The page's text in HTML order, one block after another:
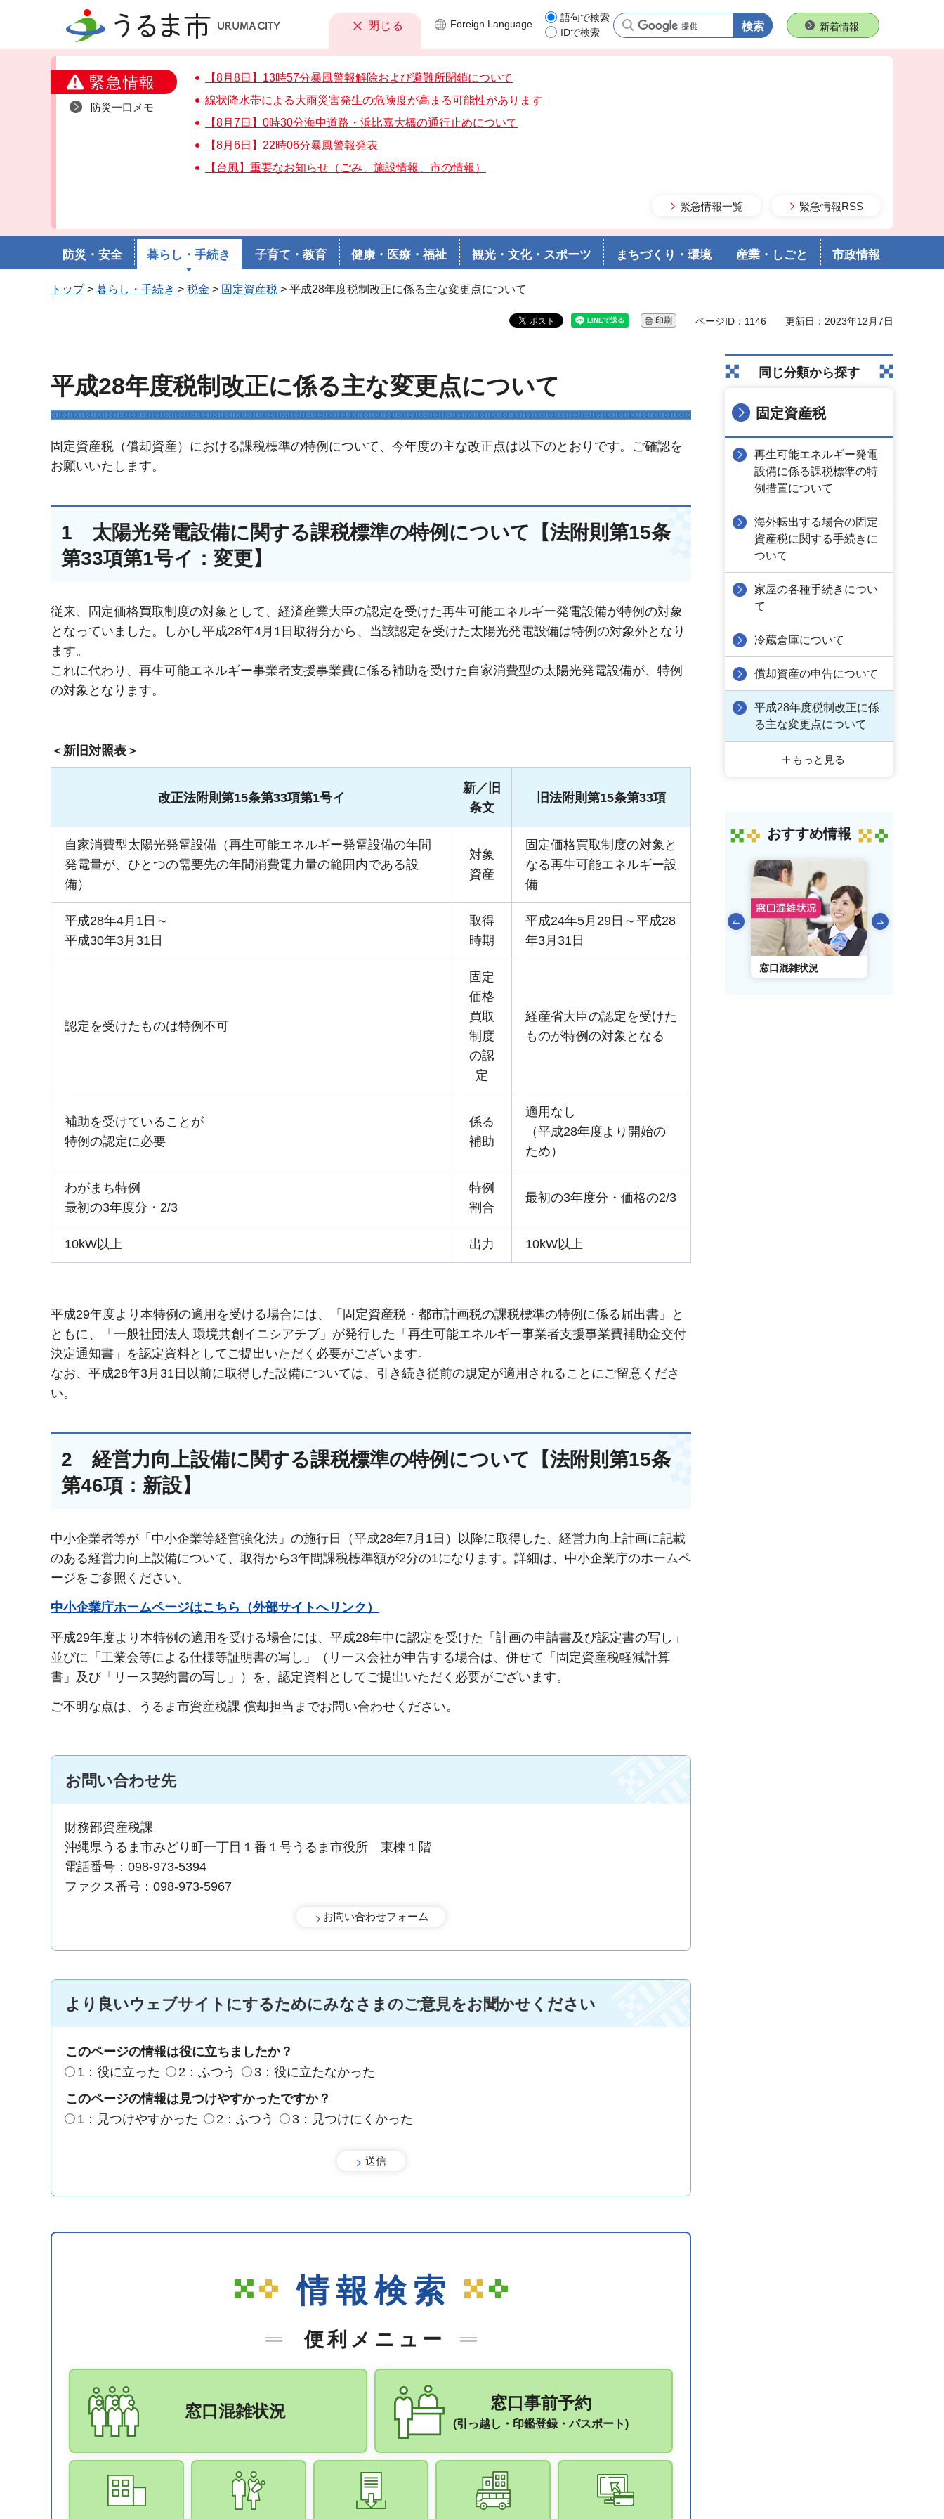
うるま市 閉じる
緊急情報
防災一口メモ
【8月8日】13時57分暴風警報解除および避難所閉鎖について
線状降水帯による大雨災害発生の危険度が高まる可能性があります
【8月7日】0時30分海中道路・浜比嘉大橋の通行止めについて
【8月6日】22時06分暴風警報発表
【台風】重要なお知らせ（ごみ、施設情報、市の情報）
緊急情報一覧 緊急情報RSS
Foreign Language
語句で検索
IDで検索
語句で検索新着情報
防災・安全 暮らし・手続き 子育て・教育 健康・医療・福祉 観光・文化・スポーツ まちづくり・環境 産業・しごと 市政情報
トップ> 暮らし・手続き > 税金 > 固定資産税 > 平成28年度税制改正に係る主な変更点について
印刷 ページID：1146 更新日：2023年12月7日
平成28年度税制改正に係る主な変更点について
固定資産税（償却資産）における課税標準の特例について、今年度の主な改正点は以下のとおりです。ご確認を
お願いいたします。
1 太陽光発電設備に関する課税標準の特例について【法附則第15条
第33項第1号イ：変更】
従来、固定価格買取制度の対象として、経済産業大臣の認定を受けた再生可能エネルギー発電設備が特例の対象
となっていました。しかし平成28年4月1日取得分から、当該認定を受けた太陽光発電設備は特例の対象外となり
ます。
これに代わり、再生可能エネルギー事業者支援事業費に係る補助を受けた自家消費型の太陽光発電設備が、特例
の対象となります。
＜新旧対照表＞
改正法附則第15条第33項第1号イ
新／旧
条文
旧法附則第15条第33項
自家消費型太陽光発電設備（再生可能エネルギー発電設備の年間
発電量が、ひとつの需要先の年間消費電力量の範囲内である設
備）
対象
資産
固定価格買取制度の対象と
なる再生可能エネルギー設
備
平成28年4月1日～
平成30年3月31日
取得
時期
平成24年5月29日～平成28
年3月31日
認定を受けたものは特例不可
固定
価格
買取
制度
の認
定
経産省大臣の認定を受けた
ものが特例の対象となる
補助を受けていることが
特例の認定に必要
係る
補助
適用なし
（平成28年度より開始の
ため）
わがまち特例
最初の3年度分・2/3
特例
割合
最初の3年度分・価格の2/3
10kW以上 出力 10kW以上
平成29年度より本特例の適用を受ける場合には、「固定資産税・都市計画税の課税標準の特例に係る届出書」と
ともに、「一般社団法人 環境共創イニシアチブ」が発行した「再生可能エネルギー事業者支援事業費補助金交付
決定通知書」を認定資料としてご提出いただく必要がございます。
なお、平成28年3月31日以前に取得した設備については、引き続き従前の規定が適用されることにご留意くださ
い。
2 経営力向上設備に関する課税標準の特例について【法附則第15条
第46項：新設】
中小企業者等が「中小企業等経営強化法」の施行日（平成28年7月1日）以降に取得した、経営力向上計画に記載
のある経営力向上設備について、取得から3年間課税標準額が2分の1になります。詳細は、中小企業庁のホームペ
ージをご参照ください。
中小企業庁ホームページはこちら（外部サイトへリンク）
平成29年度より本特例の適用を受ける場合には、平成28年中に認定を受けた「計画の申請書及び認定書の写し」
並びに「工業会等による仕様等証明書の写し」（リース会社が申告する場合は、併せて「固定資産税軽減計算
書」及び「リース契約書の写し」）を、認定資料としてご提出いただく必要がございます。
ご不明な点は、うるま市資産税課 償却担当までお問い合わせください。
お問い合わせ先
財務部資産税課
沖縄県うるま市みどり町一丁目１番１号うるま市役所 東棟１階
電話番号：098-973-5394
ファクス番号：098-973-5967
より良いウェブサイトにするためにみなさまのご意見をお聞かせください
このページの情報は役に立ちましたか？
1：役に立った
2：ふつう
3：役に立たなかった
このページの情報は見つけやすかったですか？
1：見つけやすかった
2：ふつう 3：見つけにくかった
情報検索
便利メニュー
窓口混雑状況 窓口事前予約
(引っ越し・印鑑登録・パスポート)
同じ分類から探す
固定資産税
再生可能エネルギー発電
設備に係る課税標準の特
例措置について
海外転出する場合の固定
資産税に関する手続きに
ついて
家屋の各種手続きについ
て
冷蔵倉庫について
償却資産の申告について
平成28年度税制改正に係
る主な変更点について
もっと見る
おすすめ情報
前のスライドを表示
窓口混雑状況